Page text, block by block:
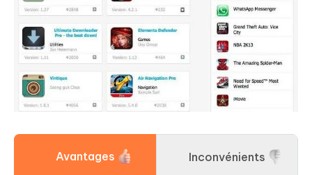
Avantages Inconvénients